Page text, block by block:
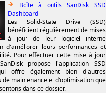
Boîte à outils SanDisk SSD
Dashboard
Les Solid-State Drive (SSD)
bénéficient régulièrement de mises
à jour de leur logiciel interne
d'améliorer leurs performances et
Pour effectuer cette mise à jour
propose l'application SSD
offre également bien d'autres
de maintenance et d'optimisation que
dans ce dossier.